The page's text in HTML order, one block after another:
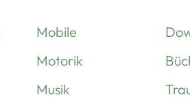
Mobile
Motorik
Musik